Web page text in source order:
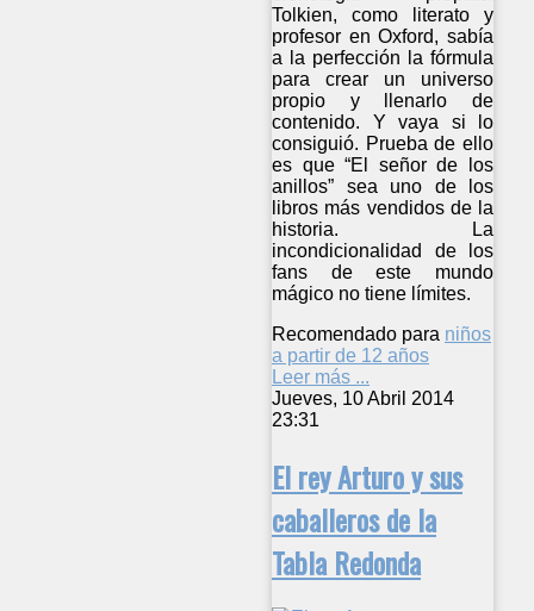
Tolkien, como literato y
profesor en Oxford, sabía
a la perfección la fórmula
para crear un universo
propio y llenarlo de
contenido. Y vaya si lo
consiguió. Prueba de ello
es que “El señor de los
anillos” sea uno de los
libros más vendidos de la
historia. La
incondicionalidad de los
fans de este mundo
mágico no tiene límites.
Recomendado para niños
a partir de 12 años
Leer más ...
Jueves, 10 Abril 2014
23:31
El rey Arturo y sus
caballeros de la
Tabla Redonda